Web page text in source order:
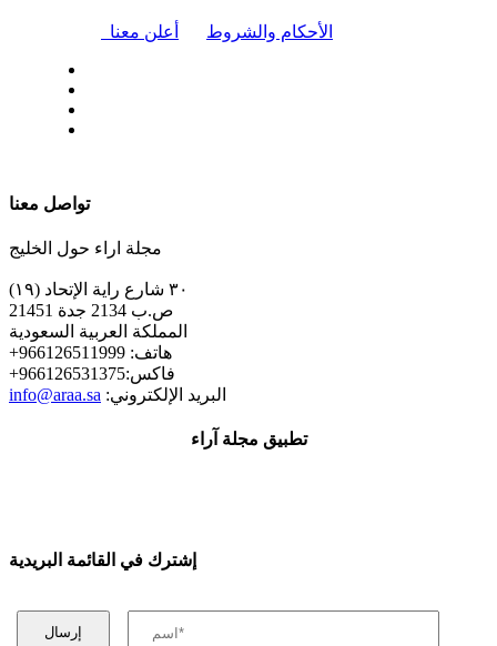
أعلن معنا الأحكام والشروط
تواصل معنا
مجلة اراء حول الخليج
٣٠ شارع راية الإتحاد (١٩)
ص.ب 2134 جدة 21451
المملكة العربية السعودية
+هاتف: 966126511999
+فاكس:966126531375
info@araa.sa :البريد الإلكتروني
تطبيق مجلة آراء
إشترك في القائمة البريدية